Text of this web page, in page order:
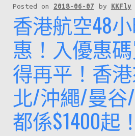
Posted on 2018-06-07 by KKFly
香港航空48
惠！入優惠
得再平！香
北/沖繩/曼谷
都係$1400起！